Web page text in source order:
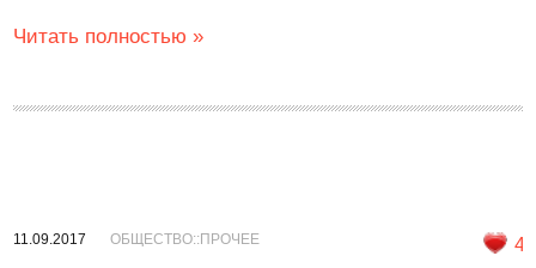
Читать полностью »
11.09.2017 ОБЩЕСТВО::ПРОЧЕЕ 4